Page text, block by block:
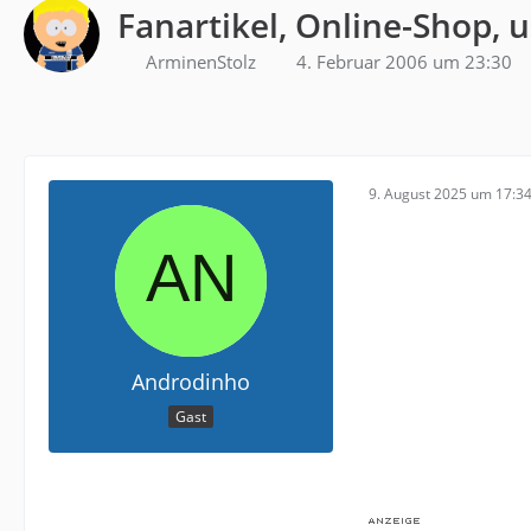
Fanartikel, Online-Shop,
ArminenStolz 4. Februar 2006 um 23:30
Androdinho
Gast
9. August 2025 um 17:34